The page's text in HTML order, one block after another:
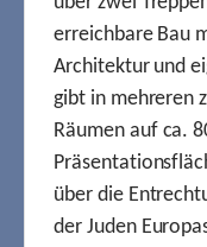
erreichbare Bau
Architektur und
gibt in mehreren
Räumen auf ca.
über die
der Juden